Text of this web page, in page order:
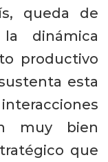
queda de
dinámica
productivo
esta
muy bien
que